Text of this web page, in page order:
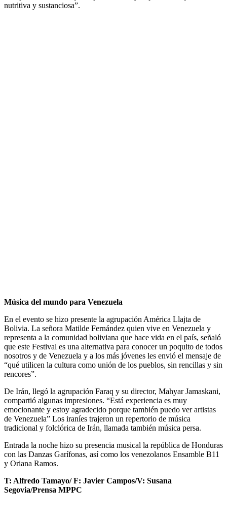
nutritiva y sustanciosa”.
Música del mundo para Venezuela
En el evento se hizo presente la agrupación América Llajta de
Bolivia. La señora Matilde Fernández quien vive en Venezuela y
representa a la comunidad boliviana que hace vida en el país, señaló
que este Festival es una alternativa para conocer un poquito de todos
nosotros y de Venezuela y a los más jóvenes les envió el mensaje de
“qué utilicen la cultura como unión de los pueblos, sin rencillas y sin
rencores”.
De Irán, llegó la agrupación Faraq y su director, Mahyar Jamaskani,
compartió algunas impresiones. “Está experiencia es muy
emocionante y estoy agradecido porque también puedo ver artistas
de Venezuela” Los iraníes trajeron un repertorio de música
tradicional y folclórica de Irán, llamada también música persa.
Entrada la noche hizo su presencia musical la república de Honduras
con las Danzas Garífonas, así como los venezolanos Ensamble B11
y Oriana Ramos.
T: Alfredo Tamayo/ F: Javier Campos/V: Susana
Segovia/Prensa MPPC